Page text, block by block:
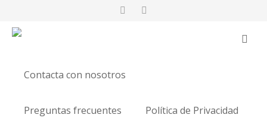
Contacta con nosotros
Preguntas frecuentes Política de Privacidad